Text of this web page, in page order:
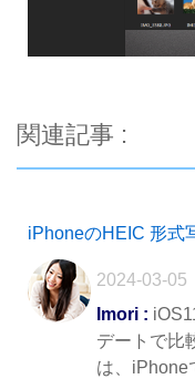
関連記事 :
iPhoneのHEIC 形式
2024-03-05
Imori :
デートで比
は、iPhone